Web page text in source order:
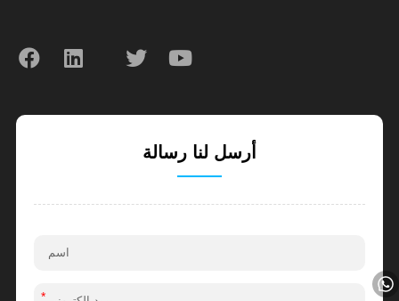
أرسل لنا رسالة
*